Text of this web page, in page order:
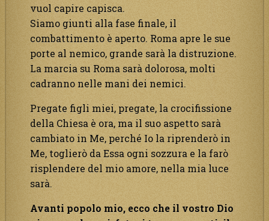
vuol capire capisca.
Siamo giunti alla fase finale, il
combattimento è aperto. Roma apre le sue
porte al nemico, grande sarà la distruzione.
La marcia su Roma sarà dolorosa, molti
cadranno nelle mani dei nemici.
Pregate figli miei, pregate, la crocifissione
della Chiesa è ora, ma il suo aspetto sarà
cambiato in Me, perché Io la riprenderò in
Me, toglierò da Essa ogni sozzura e la farò
risplendere del mio amore, nella mia luce
sarà.
Avanti popolo mio, ecco che il vostro Dio